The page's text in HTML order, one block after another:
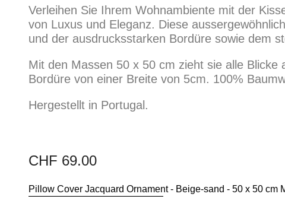
Verleihen Sie Ihrem Wohnambiente mit der
von Luxus und Eleganz. Diese
und der ausdrucksstarken Bordüre sowie dem
Mit den Massen 50 x 50 cm zieht sie alle
Bordüre von einer Breite von 5cm. 100%
Hergestellt in Portugal.
CHF 69.00
Pillow Cover Jacquard Ornament - Beige-sand - 50 x 50 cm